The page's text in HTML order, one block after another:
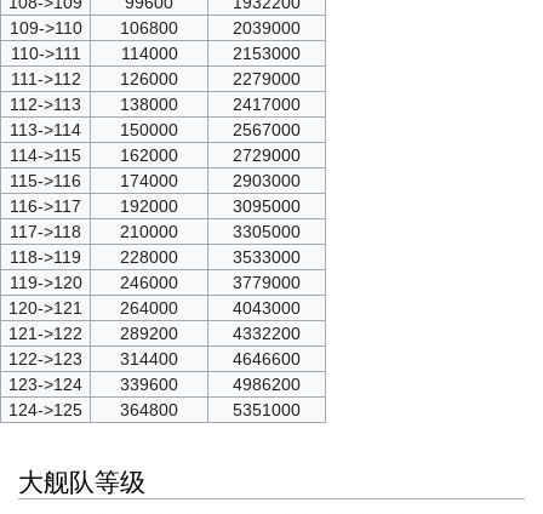
109->110
106800
2039000
110->111
114000
2153000
111->112
126000
2279000
112->113
138000
2417000
113->114
150000
2567000
114->115
162000
2729000
115->116
174000
2903000
116->117
192000
3095000
117->118
210000
3305000
118->119
228000
3533000
119->120
246000
3779000
120->121
264000
4043000
121->122
289200
4332200
122->123
314400
4646600
123->124
339600
4986200
124->125
364800 5351000
大舰队等级